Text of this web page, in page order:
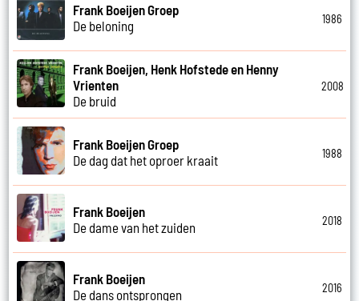
Frank Boeijen Groep
De beloning
1986
Frank Boeijen, Henk Hofstede en Henny
Vrienten
De bruid
2008
Frank Boeijen Groep
De dag dat het oproer kraait
1988
Frank Boeijen
De dame van het zuiden
2018
Frank Boeijen
De dans ontsprongen
2016